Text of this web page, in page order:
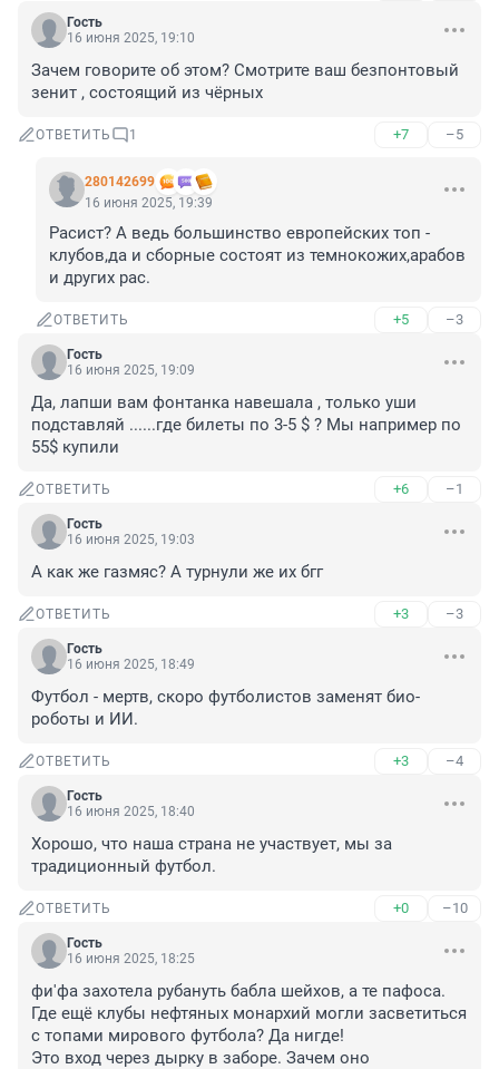
Гость
16 июня 2025, 19:10
Зачем говорите об этом? Смотрите ваш безпонтовый
зенит , состоящий из чёрных
ОТВЕТИТЬ 1 +7 –5
280142699
16 июня 2025, 19:39
Расист? А ведь большинство европейских топ -
клубов,да и сборные состоят из темнокожих,арабов
и других рас.
ОТВЕТИТЬ +5 –3
Гость
16 июня 2025, 19:09
Да, лапши вам фонтанка навешала , только уши
подставляй ......где билеты по 3-5 $ ? Мы например по
55$ купили
ОТВЕТИТЬ +6 –1
Гость
16 июня 2025, 19:03
А как же газмяс? А турнули же их бгг
ОТВЕТИТЬ +3 –3
Гость
16 июня 2025, 18:49
Футбол - мертв, скоро футболистов заменят био-
роботы и ИИ.
ОТВЕТИТЬ +3 –4
Гость
16 июня 2025, 18:40
Хорошо, что наша страна не участвует, мы за
традиционный футбол.
ОТВЕТИТЬ +0 –10
Гость
16 июня 2025, 18:25
фи'фа захотела рубануть бабла шейхов, а те пафоса.
Где ещё клубы нефтяных монархий могли засветиться
с топами мирового футбола? Да нигде!
Это вход через дырку в заборе. Зачем оно